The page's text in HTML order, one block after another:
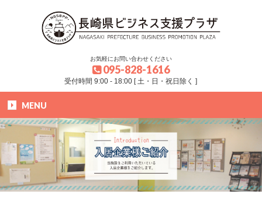
お気軽にお問い合わせください
095-828-1616
受付時間 9:00 - 18:00 [ 土・日・祝日除く ]
MENU